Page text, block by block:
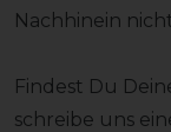
Nachhinein
Findest Du
schreibe uns